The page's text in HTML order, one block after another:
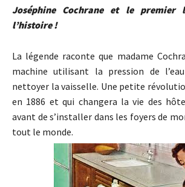
Joséphine Cochrane et le premier
l’histoire !
La légende raconte que madame
machine utilisant la pression de
nettoyer la vaisselle. Une petite
en 1886 et qui changera la vie des
avant de s’installer dans les foyers de
tout le monde.